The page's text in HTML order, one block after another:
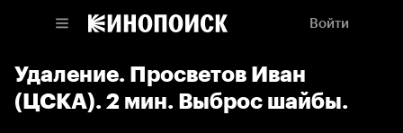
Войти
Удаление. Просветов Иван
(ЦСКА). 2 мин. Выброс шайбы.